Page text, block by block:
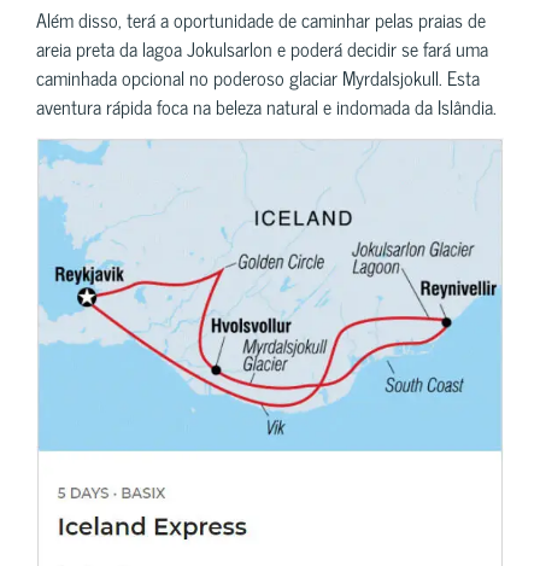
Além disso, terá a oportunidade de caminhar pelas praias de
areia preta da lagoa Jokulsarlon e poderá decidir se fará uma
caminhada opcional no poderoso glaciar Myrdalsjokull. Esta
aventura rápida foca na beleza natural e indomada da Islândia.